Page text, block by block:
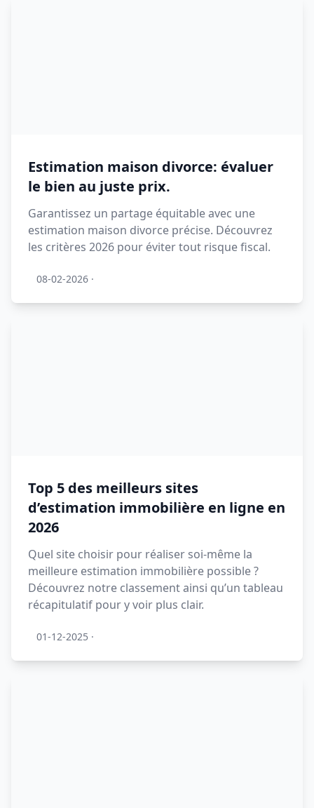
Estimation maison divorce: évaluer
le bien au juste prix.
Garantissez un partage équitable avec une
estimation maison divorce précise. Découvrez
les critères 2026 pour éviter tout risque fiscal.
08-02-2026 ·
Top 5 des meilleurs sites
d’estimation immobilière en ligne en
2026
Quel site choisir pour réaliser soi-même la
meilleure estimation immobilière possible ?
Découvrez notre classement ainsi qu’un tableau
récapitulatif pour y voir plus clair.
01-12-2025 ·